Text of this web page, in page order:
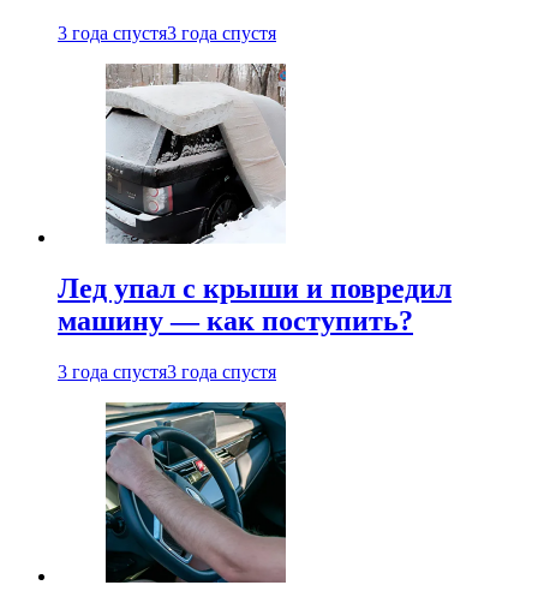
3 года спустя3 года спустя
Лед упал с крыши и повредил
машину — как поступить?
3 года спустя3 года спустя